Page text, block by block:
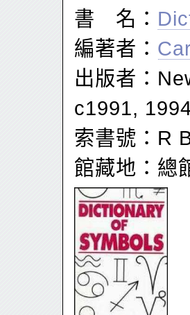
書 名：
編著者：
出版者：
c1991,
索書號：R
館藏地：總